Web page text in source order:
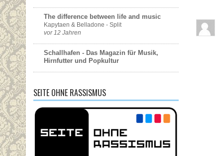
The difference between life and music
Kapytaen & Belladone - Split
vor 12 Jahren
Schallhafen - Das Magazin für Musik,
Hirnfutter und Popkultur
SEITE OHNE RASSISMUS